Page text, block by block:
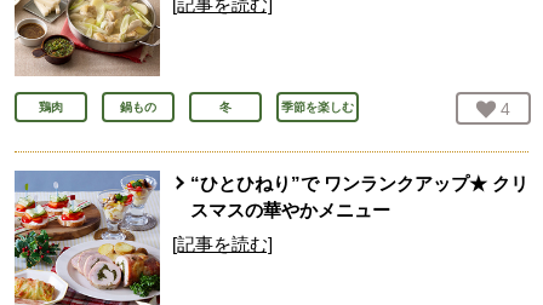
[記事を読む]
鶏肉 鍋もの 冬 季節を楽しむ お気
4
“ひとひねり”で ワンランクアップ★ クリ
スマスの華やかメニュー
[記事を読む]